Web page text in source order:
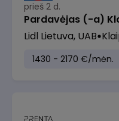
prieš 2 d.
Pardavėjas (-a)
Lidl Lietuva, UAB
1430 - 2170 €/mėn.